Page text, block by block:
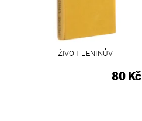
ŽIVOT LENINŮV
80 Kč